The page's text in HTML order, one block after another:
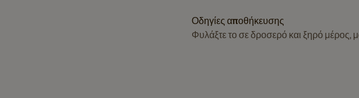
Οδηγίες αποθήκευσης
Φυλάξτε το σε δροσερό και ξηρό μέρος,